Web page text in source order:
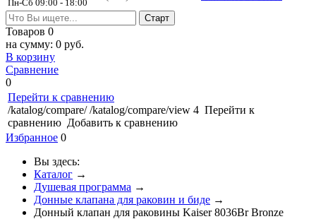
Пн-Сб 09:00 - 18:00
Товаров 0
на сумму: 0 руб.
В корзину
Сравнение
0
Перейти к сравнению
/katalog/compare/ /katalog/compare/view 4 Перейти к
сравнению Добавить к сравнению
Избранное 0
Вы здесь:
Каталог →
Душевая программа →
Донные клапана для раковин и биде →
Донный клапан для раковины Kaiser 8036Br Bronze